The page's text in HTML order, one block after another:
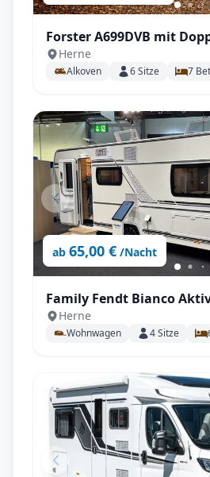
Forster A699DVB mit
für bis zu 6 Personen!
Herne
Alkoven 6Sitze 7
ab 65,00 € /Nacht
Family Fendt Bianco
Herne
Wohnwagen 4Sitze